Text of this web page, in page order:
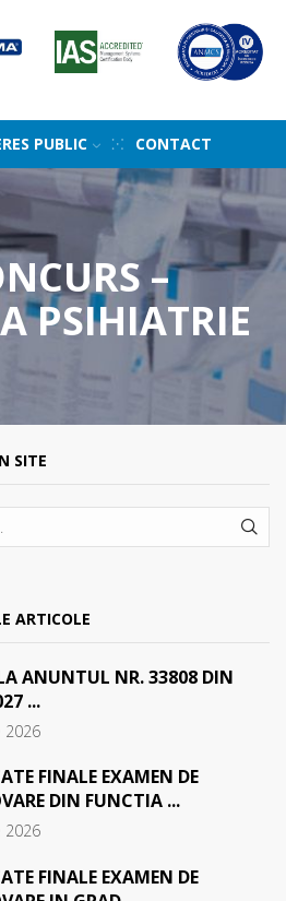
PUBLIC CONTACT
–
PSIHIATRIE
SITE
ARTICOLE
ANUNTUL NR. 33808 DIN
...
2026
FINALE EXAMEN DE
DIN FUNCTIA ...
2026
FINALE EXAMEN DE